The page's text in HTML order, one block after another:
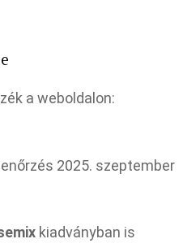
a weboldalon:
2025. szeptember
kiadványban is